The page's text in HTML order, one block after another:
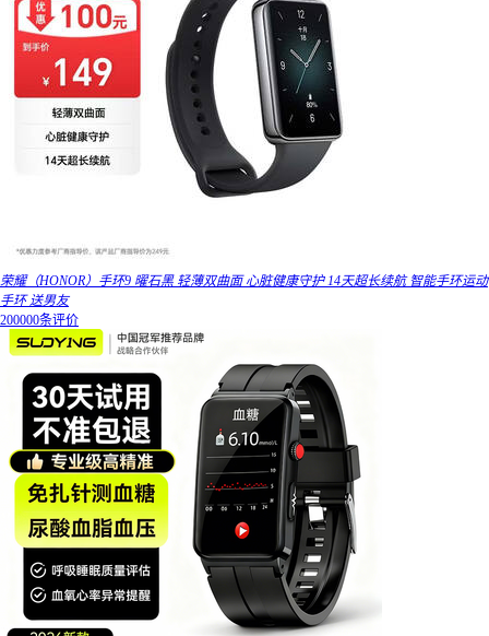
荣耀（HONOR）手环9 曜石黑 轻薄双曲面 心脏健康守护 14天超长续航 智能手环运动
手环 送男友
200000条评价